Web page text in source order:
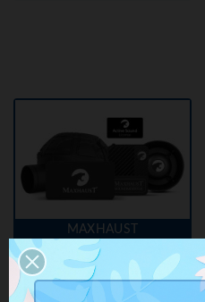
MAXHAUST
Active Sound Booster
Peugeot 108 / 208 / 308 /
508 / 408 HDI Diesel + THP